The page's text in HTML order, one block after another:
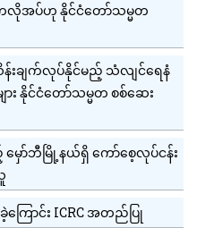
ကလိုအပ်ဟု နိုင်ငံတော်သမ္မတ
န်းချက်လုပ်နိုင်မည့် သံလျင်ရေနံ
နိုင်ငံတော်သမ္မတ စစ်ဆေး
ော်ဘီမြို့နယ်ရှိ ကော်စေ့လုပ်ငန်း
ြောင်း ICRC အတည်ပြု